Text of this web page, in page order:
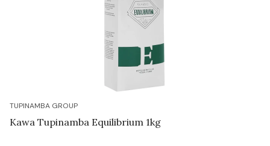
TUPINAMBA GROUP
Kawa Tupinamba Equilibrium 1kg